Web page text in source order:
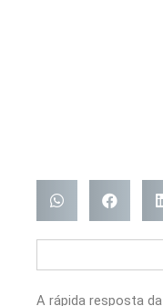
A rápida resposta da